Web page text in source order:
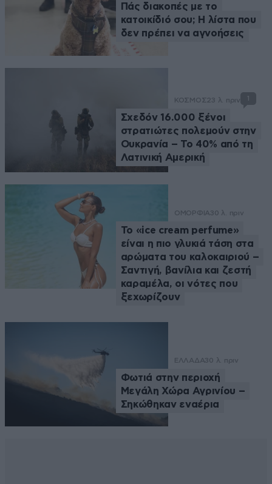
Πάς διακοπές με το
κατοικίδιό σου; Η λίστα που
δεν πρέπει να αγνοήσεις
ΚΟΣΜΟΣ23 λ. πριν
Σχεδόν 16.000 ξένοι
στρατιώτες πολεμούν στην
Ουκρανία – Το 40% από τη
Λατινική Αμερική
ΟΜΟΡΦΙΑ30 λ. πριν
Το «ice cream perfume»
είναι η πιο γλυκιά τάση στα
αρώματα του καλοκαιριού –
Σαντιγή, βανίλια και ζεστή
καραμέλα, οι νότες που
ξεχωρίζουν
ΕΛΛΑΔΑ30 λ. πριν
Φωτιά στην περιοχή
Μεγάλη Χώρα Αγρινίου –
Σηκώθηκαν εναέρια